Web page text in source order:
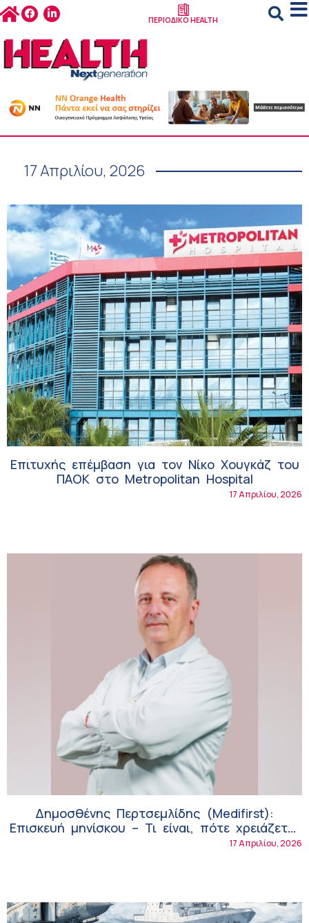
ΠΕΡΙΟΔΙΚΟ HEALTH
17 Απριλίου, 2026
Επιτυχής επέμβαση για τον Νίκο Χουγκάζ του
ΠΑΟΚ στο Metropolitan Hospital
17 Απριλίου, 2026
Δημοσθένης Περτσεμλίδης (Medifirst):
Επισκευή μηνίσκου – Τι είναι, πότε χρειάζεται
17 Απριλίου, 2026